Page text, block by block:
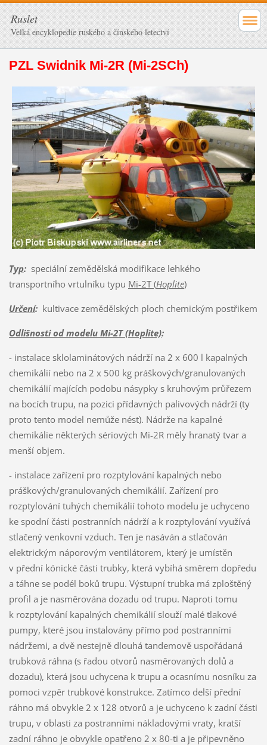
Ruslet
Velká encyklopedie ruského a čínského letectví
PZL Swidnik Mi-2R (Mi-2SCh)
Typ:speciální zemědělská modifikace lehkého
transportního vrtulníku typu Mi-2T (Hoplite)
Určení:kultivace zemědělských ploch chemickým postřikem
Odlišnosti od modelu Mi-2T (Hoplite):
- instalace sklolaminátových nádrží na 2 x 600 l kapalných
chemikálií nebo na 2 x 500 kg práškových/granulovaných
chemikálií majících podobu násypky s kruhovým průřezem
na bocích trupu, na pozici přídavných palivových nádrží (ty
proto tento model nemůže nést). Nádrže na kapalné
chemikálie některých sériových Mi-2R měly hranatý tvar a
menší objem.
- instalace zařízení pro rozptylování kapalných nebo
práškových/granulovaných chemikálií. Zařízení pro
rozptylování tuhých chemikálií tohoto modelu je uchyceno
ke spodní části postranních nádrží a k rozptylování využívá
stlačený venkovní vzduch. Ten je nasáván a stlačován
elektrickým náporovým ventilátorem, který je umístěn
v přední kónické části trubky, která vybíhá směrem dopředu
a táhne se podél boků trupu. Výstupní trubka má zploštěný
profil a je nasměrována dozadu od trupu. Naproti tomu
k rozptylování kapalných chemikálií slouží malé tlakové
pumpy, které jsou instalovány přímo pod postranními
nádržemi, a dvě nestejně dlouhá tandemově uspořádaná
trubková ráhna (s řadou otvorů nasměrovaných dolů a
dozadu), která jsou uchycena k trupu a ocasnímu nosníku za
pomoci vzpěr trubkové konstrukce. Zatímco delší přední
ráhno má obvykle 2 x 128 otvorů a je uchyceno k zadní části
trupu, v oblasti za postranními nákladovými vraty, kratší
zadní ráhno je obvykle opatřeno 2 x 80-ti a je připevněno